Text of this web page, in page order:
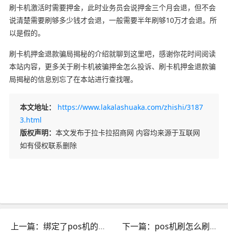
刷卡机激活时需要押金，此时业务员会说押金三个月会退，但不会
说清楚需要刷够多少钱才会退，一般需要半年刷够10万才会退。所
以是假的。
刷卡机押金退款骗局揭秘的介绍就聊到这里吧，感谢你花时间阅读
本站内容，更多关于刷卡机被骗押金怎么投诉、刷卡机押金退款骗
局揭秘的信息别忘了在本站进行查找喔。
本文地址：
https://www.lakalashuaka.com/zhishi/3187
3.html
版权声明： 本文发布于拉卡拉招商网 内容均来源于互联网
如有侵权联系删除
上一篇：绑定了pos机的银行卡可以注销吗_银行卡绑定了pos机不能注销 下一篇：pos机刷怎么刷卡倒钱_怎样在pos机上面刷钱